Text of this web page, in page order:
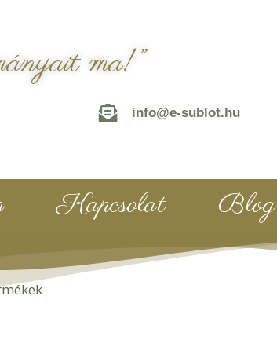
ma!”
info@e-sublot.hu
Kapcsolat Blog